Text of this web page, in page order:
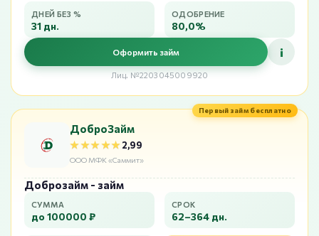
ДНЕЙ БЕЗ %
31 дн.
ОДОБРЕНИЕ
80,0%
Оформить займ i
Лиц. №2203045009920
Первый займ бесплатно
ДоброЗайм
★★★★★
★★★★★2,99
ООО МФК «Саммит»
Доброзайм - займ
СУММА
до 100000 ₽
СРОК
62–364 дн.